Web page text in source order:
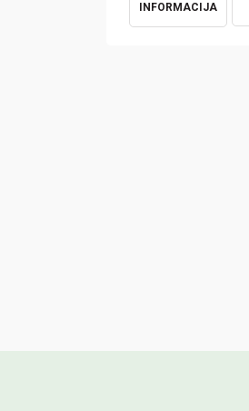
INFORMACIJA